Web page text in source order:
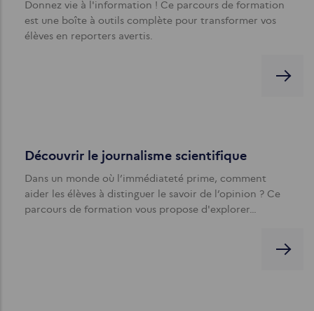
Donnez vie à l'information ! Ce parcours de formation
est une boîte à outils complète pour transformer vos
élèves en reporters avertis.
Découvrir le journalisme scientifique
Dans un monde où l’immédiateté prime, comment
aider les élèves à distinguer le savoir de l’opinion ? Ce
parcours de formation vous propose d'explorer…